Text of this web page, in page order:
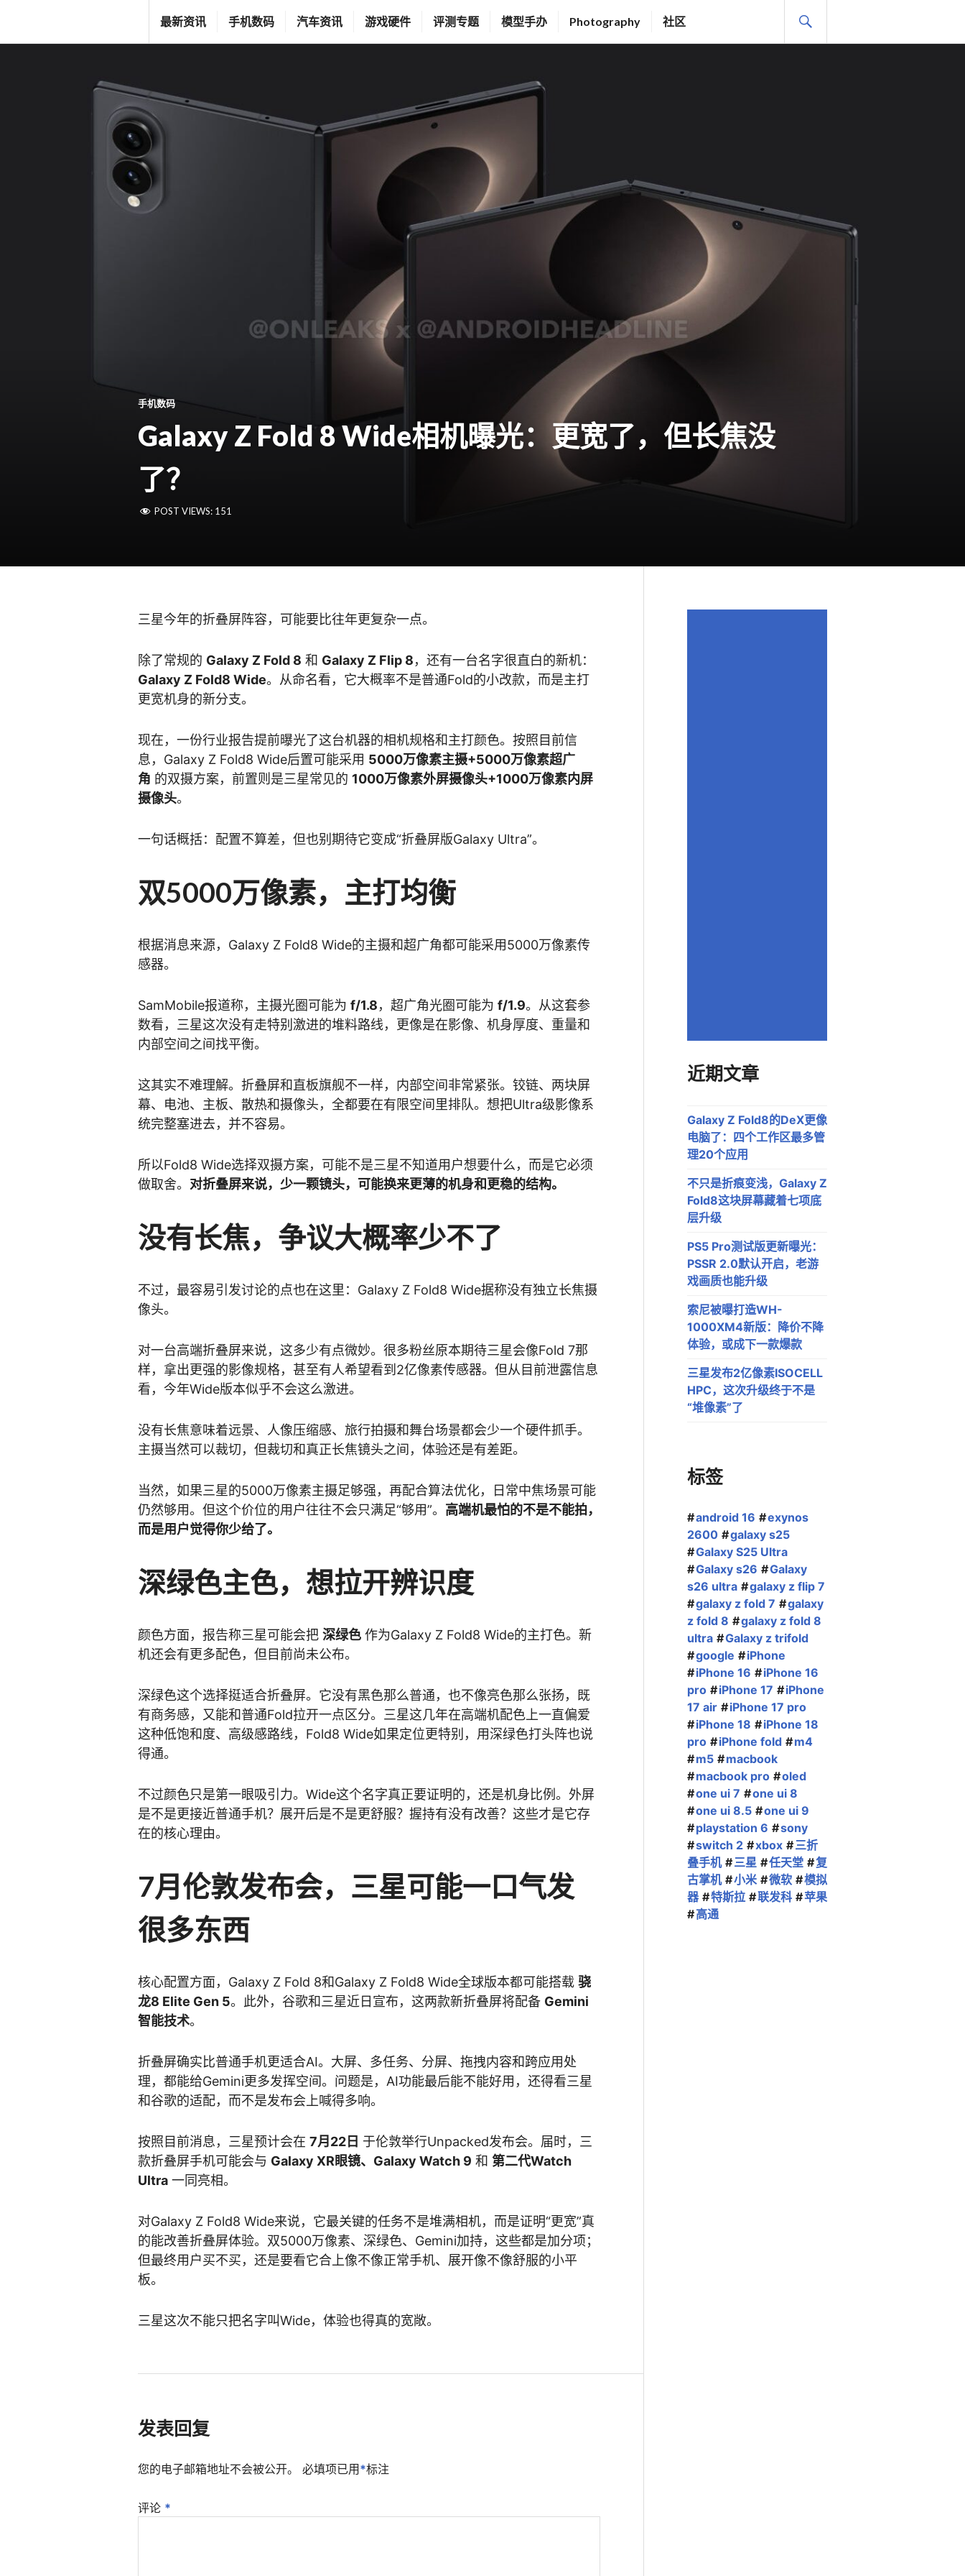
内
G
C
L
I
F
E
S
T
最新资讯 手机数码 汽车资讯 游戏硬件 评测专题 模型手办 Photography 社区
手机数码
Galaxy Z Fold 8 Wide相机曝光：更宽了，但长焦没
了？
POST VIEWS: 151
三星今年的折叠屏阵容，可能要比往年更复杂一点。
除了常规的 Galaxy Z Fold 8 和 Galaxy Z Flip 8，还有一台名字很直白的新机：
Galaxy Z Fold8 Wide。从命名看，它大概率不是普通Fold的小改款，而是主打
更宽机身的新分支。
现在，一份行业报告提前曝光了这台机器的相机规格和主打颜色。按照目前信
息，Galaxy Z Fold8 Wide后置可能采用 5000万像素主摄+5000万像素超广
角 的双摄方案，前置则是三星常见的 1000万像素外屏摄像头+1000万像素内屏
摄像头。
一句话概括：配置不算差，但也别期待它变成“折叠屏版Galaxy Ultra”。
双5000万像素，主打均衡
根据消息来源，Galaxy Z Fold8 Wide的主摄和超广角都可能采用5000万像素传
感器。
SamMobile报道称，主摄光圈可能为 f/1.8，超广角光圈可能为 f/1.9。从这套参
数看，三星这次没有走特别激进的堆料路线，更像是在影像、机身厚度、重量和
内部空间之间找平衡。
这其实不难理解。折叠屏和直板旗舰不一样，内部空间非常紧张。铰链、两块屏
幕、电池、主板、散热和摄像头，全都要在有限空间里排队。想把Ultra级影像系
统完整塞进去，并不容易。
所以Fold8 Wide选择双摄方案，可能不是三星不知道用户想要什么，而是它必须
做取舍。 对折叠屏来说，少一颗镜头，可能换来更薄的机身和更稳的结构。
没有长焦，争议大概率少不了
不过，最容易引发讨论的点也在这里：Galaxy Z Fold8 Wide据称没有独立长焦摄
像头。
对一台高端折叠屏来说，这多少有点微妙。很多粉丝原本期待三星会像Fold 7那
样，拿出更强的影像规格，甚至有人希望看到2亿像素传感器。但从目前泄露信息
看，今年Wide版本似乎不会这么激进。
没有长焦意味着远景、人像压缩感、旅行拍摄和舞台场景都会少一个硬件抓手。
主摄当然可以裁切，但裁切和真正长焦镜头之间，体验还是有差距。
当然，如果三星的5000万像素主摄足够强，再配合算法优化，日常中焦场景可能
仍然够用。但这个价位的用户往往不会只满足“够用”。 高端机最怕的不是不能拍，
而是用户觉得你少给了。
深绿色主色，想拉开辨识度
颜色方面，报告称三星可能会把 深绿色 作为Galaxy Z Fold8 Wide的主打色。新
机还会有更多配色，但目前尚未公布。
深绿色这个选择挺适合折叠屏。它没有黑色那么普通，也不像亮色那么张扬，既
有商务感，又能和普通Fold拉开一点区分。三星这几年在高端机配色上一直偏爱
这种低饱和度、高级感路线，Fold8 Wide如果定位更特别，用深绿色打头阵也说
得通。
不过颜色只是第一眼吸引力。Wide这个名字真正要证明的，还是机身比例。外屏
是不是更接近普通手机？展开后是不是更舒服？握持有没有改善？这些才是它存
在的核心理由。
7月伦敦发布会，三星可能一口气发
很多东西
核心配置方面，Galaxy Z Fold 8和Galaxy Z Fold8 Wide全球版本都可能搭载 骁
龙8 Elite Gen 5。此外，谷歌和三星近日宣布，这两款新折叠屏将配备 Gemini
智能技术。
折叠屏确实比普通手机更适合AI。大屏、多任务、分屏、拖拽内容和跨应用处
理，都能给Gemini更多发挥空间。问题是，AI功能最后能不能好用，还得看三星
和谷歌的适配，而不是发布会上喊得多响。
按照目前消息，三星预计会在 7月22日 于伦敦举行Unpacked发布会。届时，三
款折叠屏手机可能会与 Galaxy XR眼镜、Galaxy Watch 9 和 第二代Watch
Ultra 一同亮相。
对Galaxy Z Fold8 Wide来说，它最关键的任务不是堆满相机，而是证明“更宽”真
的能改善折叠屏体验。双5000万像素、深绿色、Gemini加持，这些都是加分项；
但最终用户买不买，还是要看它合上像不像正常手机、展开像不像舒服的小平
板。
三星这次不能只把名字叫Wide，体验也得真的宽敞。
发表回复
您的电子邮箱地址不会被公开。 必填项已用*标注
评论 *
近期文章
Galaxy Z Fold8的DeX更像
电脑了：四个工作区最多管
理20个应用
不只是折痕变浅，Galaxy Z
Fold8这块屏幕藏着七项底
层升级
PS5 Pro测试版更新曝光：
PSSR 2.0默认开启，老游
戏画质也能升级
索尼被曝打造WH-
1000XM4新版：降价不降
体验，或成下一款爆款
三星发布2亿像素ISOCELL
HPC，这次升级终于不是
“堆像素”了
标签
android 16
exynos
2600
galaxy s25
Galaxy S25 Ultra
Galaxy s26
Galaxy
s26 ultra
galaxy z flip 7
galaxy z fold 7
galaxy
z fold 8
galaxy z fold 8
ultra
Galaxy z trifold
google
iPhone
iPhone 16
iPhone 16
pro
iPhone 17
iPhone
17 air
iPhone 17 pro
iPhone 18
iPhone 18
pro
iPhone fold
m4
m5
macbook
macbook pro
oled
one ui 7
one ui 8
one ui 8.5
one ui 9
playstation 6
sony
switch 2
xbox
三折
叠手机
三星 任天堂
复
古掌机
小米 微软
模拟
器
特斯拉 联发科
苹果
高通